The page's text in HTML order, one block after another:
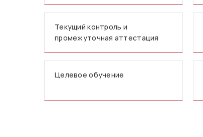
Текущий контроль и
промежуточная аттестация
Целевое обучение